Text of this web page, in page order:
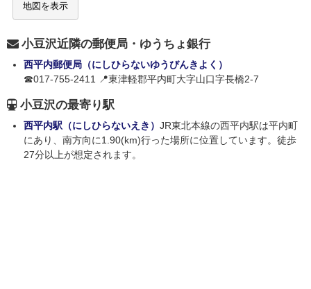
地図を表示
小豆沢近隣の郵便局・ゆうちょ銀行
西平内郵便局（にしひらないゆうびんきよく）
☎017-755-2411 📍東津軽郡平内町大字山口字長橋2-7
小豆沢の最寄り駅
西平内駅（にしひらないえき） JR東北本線の西平内駅は平内町
にあり、南方向に1.90(km)行った場所に位置しています。徒歩
27分以上が想定されます。